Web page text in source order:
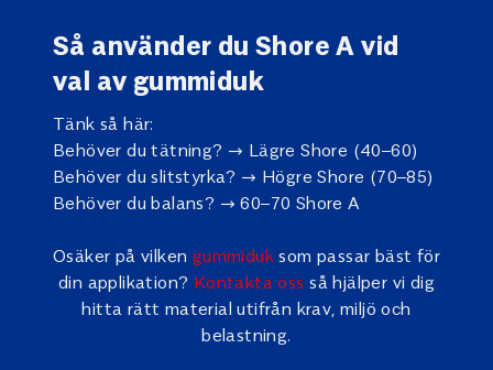
Så använder du Shore A vid
val av gummiduk
Tänk så här:
Behöver du tätning? → Lägre Shore (40–60)
Behöver du slitstyrka? → Högre Shore (70–85)
Behöver du balans? → 60–70 Shore A
Osäker på vilken gummiduk som passar bäst för
din applikation? Kontakta oss så hjälper vi dig
hitta rätt material utifrån krav, miljö och
belastning.